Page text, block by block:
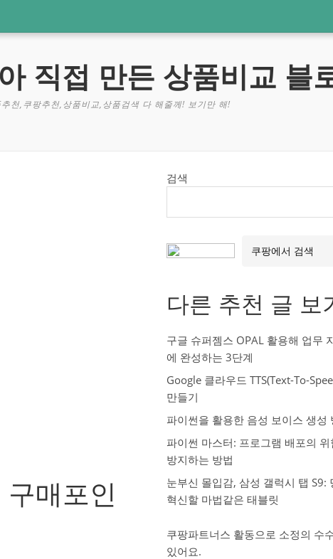
직접 만든 상품비교 블
천,쿠팡추천,상품비교,상품검색 다 해줄께! 보기만 해!
매포인
검색
다른 추천 글 보
구글 슈퍼젬스 OPAL 활용해 업무
에 완성하는 3단계
Google 클라우드 TTS(Text-To-
만들기
파이썬을 활용한 음성 보이스 생성
파이썬 마스터: 프로그램 배포의
방지하는 방법
눈부신 몰입감, 삼성 갤럭시 탭 S9:
혁신할 마법같은 태블릿
쿠팡파트너스 활동으로 소정의 수
있어요.